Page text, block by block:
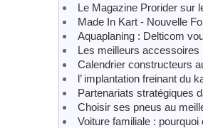
Le Magazine Prorider sur
Made In Kart - Nouvelle
Aquaplaning : Delticom
Les meilleurs accessoires
Calendrier constructeurs
l’ implantation freinant du
Partenariats stratégiques
Choisir ses pneus au
Voiture familiale :